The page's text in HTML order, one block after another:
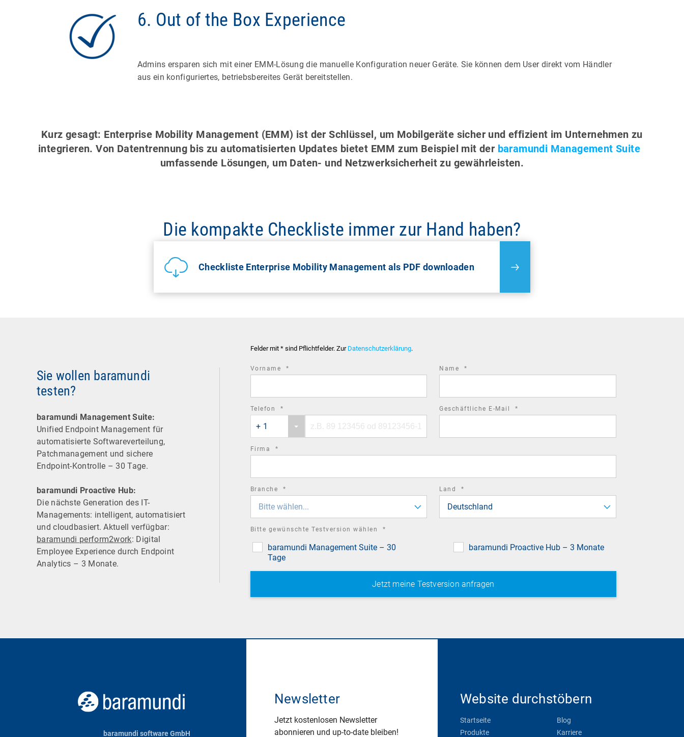
6. Out of the Box Experience
Admins ersparen sich mit einer EMM-Lösung die manuelle Konfiguration neuer Geräte. Sie können dem User direkt vom Händler
aus ein konfiguriertes, betriebsbereites Gerät bereitstellen.
Kurz gesagt: Enterprise Mobility Management (EMM) ist der Schlüssel, um Mobilgeräte sicher und effizient im Unternehmen zu
integrieren. Von Datentrennung bis zu automatisierten Updates bietet EMM zum Beispiel mit der baramundi Management Suite
umfassende Lösungen, um Daten- und Netzwerksicherheit zu gewährleisten.
Die kompakte Checkliste immer zur Hand haben?
Checkliste Enterprise Mobility Management als PDF downloaden
Sie wollen baramundi
testen?
baramundi Management Suite:
Unified Endpoint Management für
automatisierte Software­verteilung,
Patchmanagement und sichere
Endpoint-Kontrolle – 30 Tage.
baramundi Proactive Hub:
Die nächste Generation des IT-
Managements: intelligent, automatisiert
und cloudbasiert. Aktuell verfügbar:
baramundi perform2work: Digital
Employee Experience durch Endpoint
Analytics – 3 Monate.
Felder mit * sind Pflichtfelder. Zur Datenschutzerklärung.
Vorname * Name *
Telefon *
country
code
+ 1
number
Geschäftliche E-Mail *
Firma *
Branche *
Bitte wählen...
Land *
Deutschland
Bitte gewünschte Testversion wählen *
baramundi Management Suite – 30
Tage
baramundi Proactive Hub – 3 Monate
baramundi software GmbH
Newsletter
Jetzt kostenlosen Newsletter
abonnieren und up-to-date bleiben!
Website durchstöbern
Startseite
Produkte
Blog
Karriere